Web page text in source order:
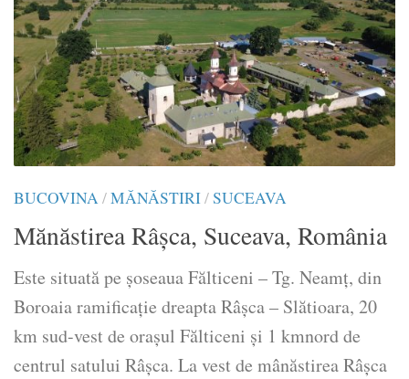
BUCOVINA/MĂNĂSTIRI/SUCEAVA
Mănăstirea Râșca, Suceava, România
Este situată pe șoseaua Fălticeni – Tg. Neamț, din
Boroaia ramificație dreapta Râșca – Slătioara, 20
km sud-vest de orașul Fălticeni și 1 kmnord de
centrul satului Râșca. La vest de mânăstirea Râșca